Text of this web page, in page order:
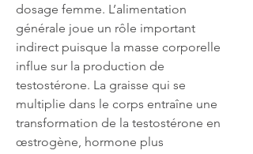
dosage femme. L’alimentation
générale joue un rôle important
indirect puisque la masse corporelle
influe sur la production de
testostérone. La graisse qui se
multiplie dans le corps entraîne une
transformation de la testostérone en
œstrogène, hormone plus